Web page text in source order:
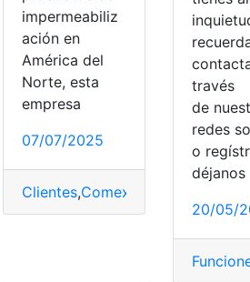
Mexico,
impermeabiliz
ación en
América del
Norte, esta
empresa
07/07/2025
Clientes,Comex
través
de
redes
o
déjanos
20/05/